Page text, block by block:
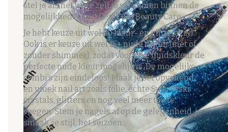
stel je als het ware zelf je set samen binnen de
mogelijkheden van CeraCura Beauty Care.
Je hebt keuze uit wel 40 kleur- en glitteracryl.
Ook is er keuze uit wel 15+ nude tinten (met of
zonder shimmer), zodat voor elke huidskleur de
perfecte nude kleur mogelijk is. De mogelijke
combi’s zijn eindeloos! Maak je set opvallend
en uniek nail art zoals folie, échte Swarovski
crystals, glitters en nog veel meer toe te
voegen. Stem je nagels af op de gelegenheid, je
smaak, je stijl, het seizoen...